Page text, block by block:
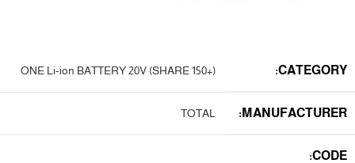
CATEGORY:
ONE Li-ion BATTERY 20V (SHARE 150+)
MANUFACTURER:
TOTAL
CODE: